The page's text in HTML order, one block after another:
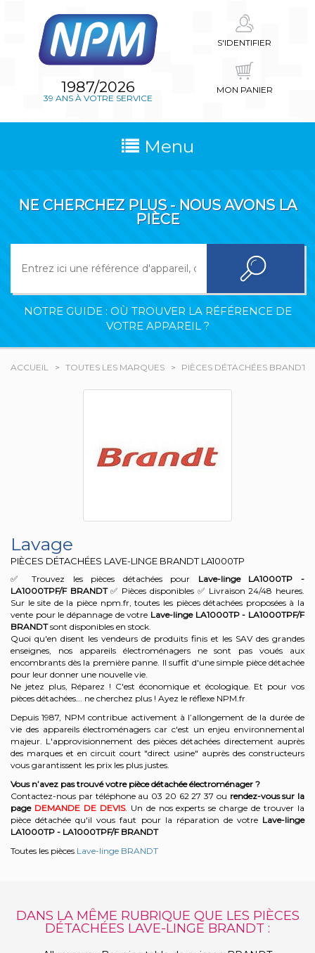
1987/2026
39 ANS À VOTRE SERVICE
S'IDENTIFIER
MON PANIER
Menu
NE CHERCHEZ PLUS - NOUS AVONS LA
PIÈCE
NOTRE GUIDE : OÙ TROUVER LA RÉFÉRENCE DE
VOTRE APPAREIL ?
ACCUEIL TOUTES LES MARQUES PIÈCES DÉTACHÉES BRANDT
Lavage
PIÈCES DÉTACHÉES LAVE-LINGE BRANDTLA1000TP
✅ Trouvez les pièces détachées pour Lave-linge LA1000TP -
LA1000TPF/F BRANDT✅ Pièces disponibles ✅ Livraison 24/48 heures.
Sur le site de la pièce npm.fr, toutes les pièces détachées proposées à la
vente pour le dépannage de votre Lave-linge LA1000TP - LA1000TPF/F
BRANDTsont disponibles en stock.
Quoi qu'en disent les vendeurs de produits finis et les SAV des grandes
enseignes, nos appareils électroménagers ne sont pas voués aux
encombrants dès la première panne. Il suffit d'une simple pièce détachée
pour leur donner une nouvelle vie.
Ne jetez plus, Réparez ! C'est économique et écologique. Et pour vos
pièces détachées... ne cherchez plus ! Ayez le réflexe NPM.fr
Depuis 1987, NPM contribue activement à l’allongement de la durée de
vie des appareils électroménagers car c'est un enjeu environnemental
majeur. L'approvisionnement des pièces détachées directement auprès
des marques et en circuit court "direct usine" auprès des constructeurs
vous garantissent les prix les plus justes.
Vous n’avez pas trouvé votre pièce détachée électroménager ?
Contactez-nous par téléphone au 03 20 62 27 37 ou rendez-vous sur la
page DEMANDE DE DEVIS. Un de nos experts se charge de trouver la
pièce détachée qu'il vous faut pour la réparation de votre Lave-linge
LA1000TP - LA1000TPF/F BRANDT
Toutes les pièces Lave-linge BRANDT
DANS LA MÊME RUBRIQUE QUE LES PIÈCES
DÉTACHÉES LAVE-LINGE BRANDT :